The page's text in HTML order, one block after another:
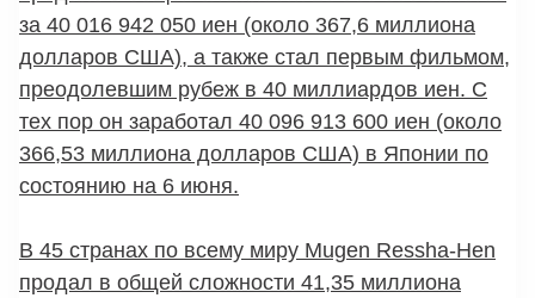
за 40 016 942 050 иен (около 367,6 миллиона
долларов США), а также стал первым фильмом,
преодолевшим рубеж в 40 миллиардов иен. С
тех пор он заработал 40 096 913 600 иен (около
366,53 миллиона долларов США) в Японии по
состоянию на 6 июня.
В 45 странах по всему миру Mugen Ressha-Hen
продал в общей сложности 41,35 миллиона